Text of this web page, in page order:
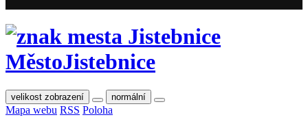
MěstoJistebnice
velikost zobrazení normální
Mapa webu RSS Poloha